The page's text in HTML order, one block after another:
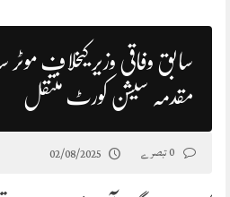
سابق وفاقی وزیر کیخلاف
مقدمہ سیشن کورٹ منتقل
02/08/2025